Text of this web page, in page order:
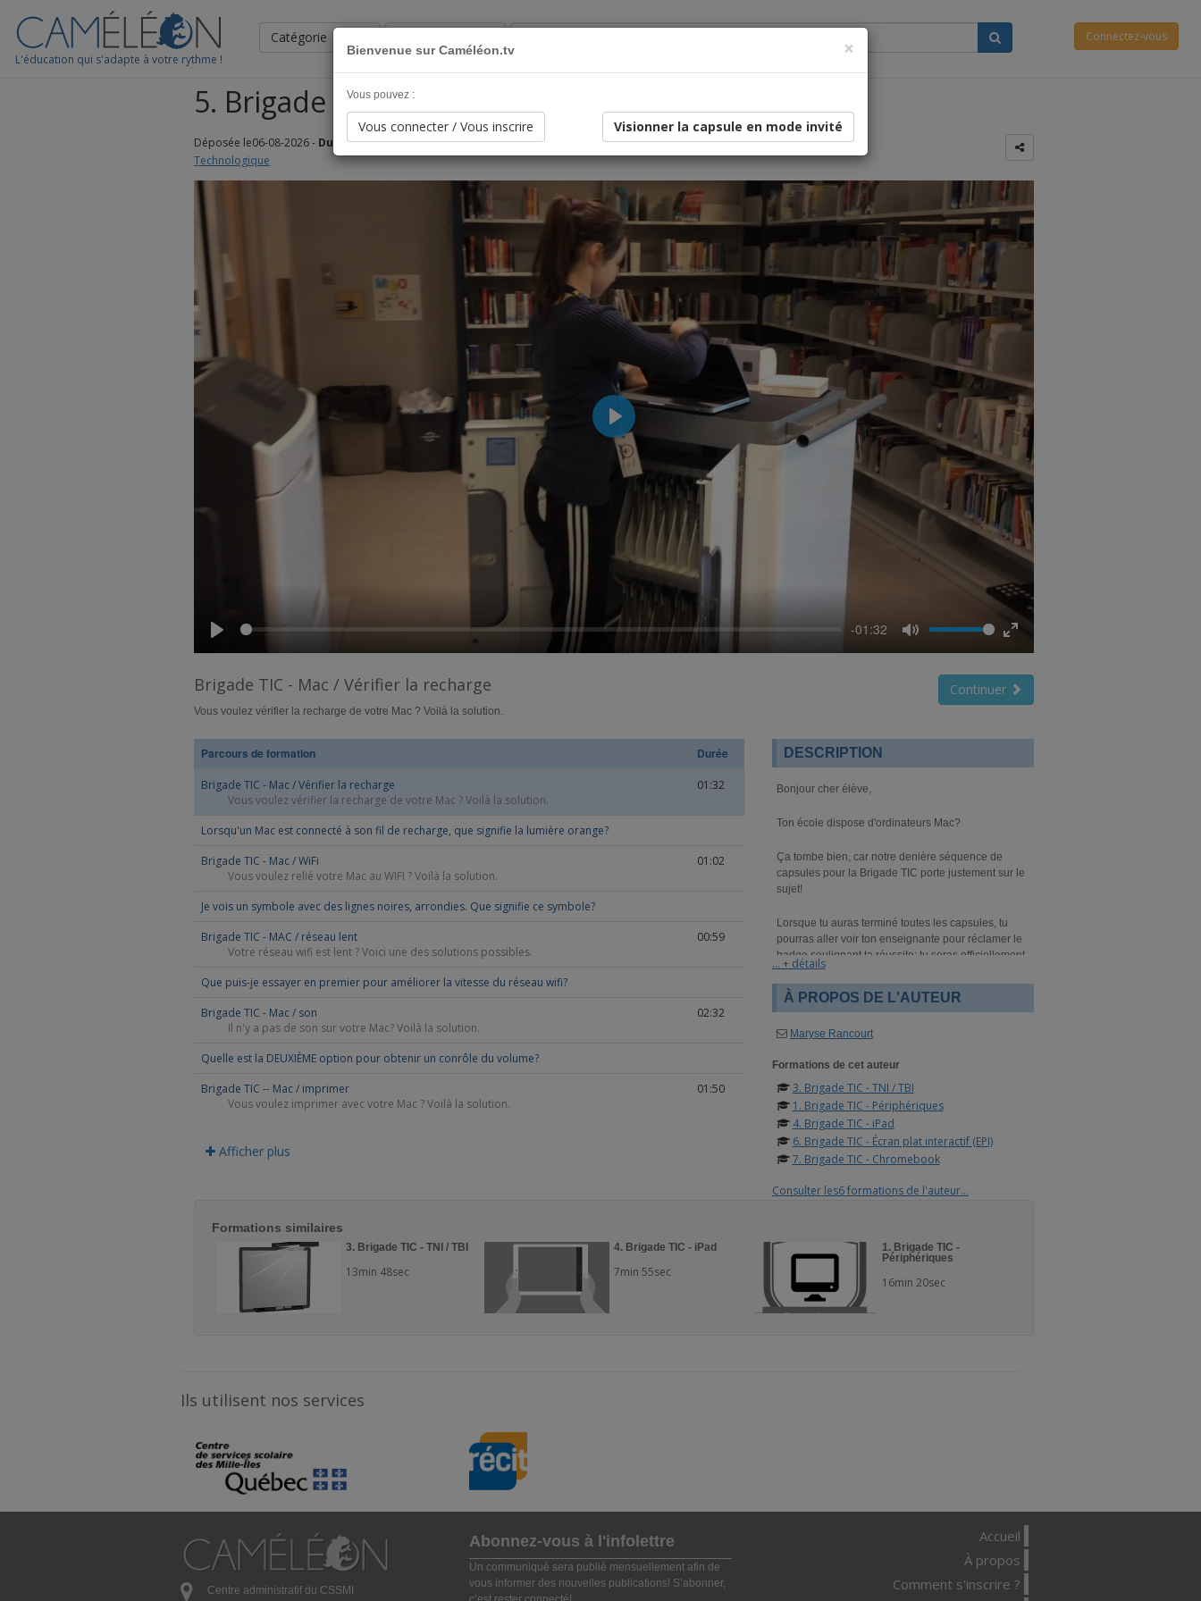
L'éducation qui s'adapte à votre rythme !
Catégorie Connectez-vous
5. Brigade TIC - Mac
Déposée le06-08-2026 - Durée :12min 55sec
Technologique
-01:32
Play
Brigade TIC - Mac / Vérifier la recharge
Vous voulez vérifier la recharge de votre Mac ? Voilà la solution.
Continuer
Parcours de formation Durée
Brigade TIC - Mac / Vérifier la recharge
Vous voulez vérifier la recharge de votre Mac ? Voilà la solution.
01:32
Lorsqu'un Mac est connecté à son fil de recharge, que signifie la lumière orange?
Brigade TIC - Mac / WiFi
Vous voulez relié votre Mac au WIFI ? Voilà la solution.
01:02
Je vois un symbole avec des lignes noires, arrondies. Que signifie ce symbole?
Brigade TIC - MAC / réseau lent
Votre réseau wifi est lent ? Voici une des solutions possibles.
00:59
Que puis-je essayer en premier pour améliorer la vitesse du réseau wifi?
Brigade TIC - Mac / son
Il n'y a pas de son sur votre Mac? Voilà la solution.
02:32
Quelle est la DEUXIÈME option pour obtenir un conrôle du volume?
Brigade TIC -- Mac / imprimer
Vous voulez imprimer avec votre Mac ? Voilà la solution.
01:50
Afficher plus
DESCRIPTION
Bonjour cher élève,
Ton école dispose d'ordinateurs Mac?
Ça tombe bien, car notre denière séquence de
capsules pour la Brigade TIC porte justement sur le
sujet!
Lorsque tu auras terminé toutes les capsules, tu
pourras aller voir ton enseignante pour réclamer le
badge soulignant ta réussite; tu seras officiellement
Mégaoctet!
... + détails
À PROPOS DE L'AUTEUR
Maryse Rancourt
Formations de cet auteur
3. Brigade TIC - TNI / TBI
1. Brigade TIC - Périphériques
4. Brigade TIC - iPad
6. Brigade TIC - Écran plat interactif (EPI)
7. Brigade TIC - Chromebook
Consulter les6 formations de l'auteur...
Formations similaires
3. Brigade TIC - TNI / TBI
13min 48sec
4. Brigade TIC - iPad
7min 55sec
1. Brigade TIC -
Périphériques
16min 20sec
×
Bienvenue sur Caméléon.tv
Vous pouvez :
Vous connecter / Vous inscrire Visionner la capsule en mode invité
Ils utilisent nos services
Centre administratif du CSSMI
Abonnez-vous à l'infolettre
Un communiqué sera publié mensuellement afin de
vous informer des nouvelles publications! S’abonner,
Accueil
À propos
Comment s'inscrire ?